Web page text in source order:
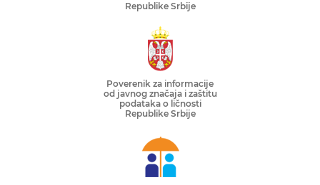
Republike Srbije
Poverenik za informacije
od javnog značaja i zaštitu
podataka o ličnosti
Republike Srbije